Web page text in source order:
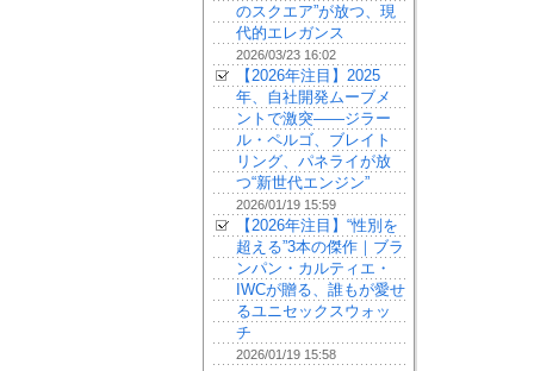
のスクエア”が放つ、現
代的エレガンス
2026/03/23 16:02
【2026年注目】2025
年、自社開発ムーブメ
ントで激突——ジラー
ル・ペルゴ、ブレイト
リング、パネライが放
つ“新世代エンジン”
2026/01/19 15:59
【2026年注目】“性別を
超える”3本の傑作｜ブラ
ンパン・カルティエ・
IWCが贈る、誰もが愛せ
るユニセックスウォッ
チ
2026/01/19 15:58